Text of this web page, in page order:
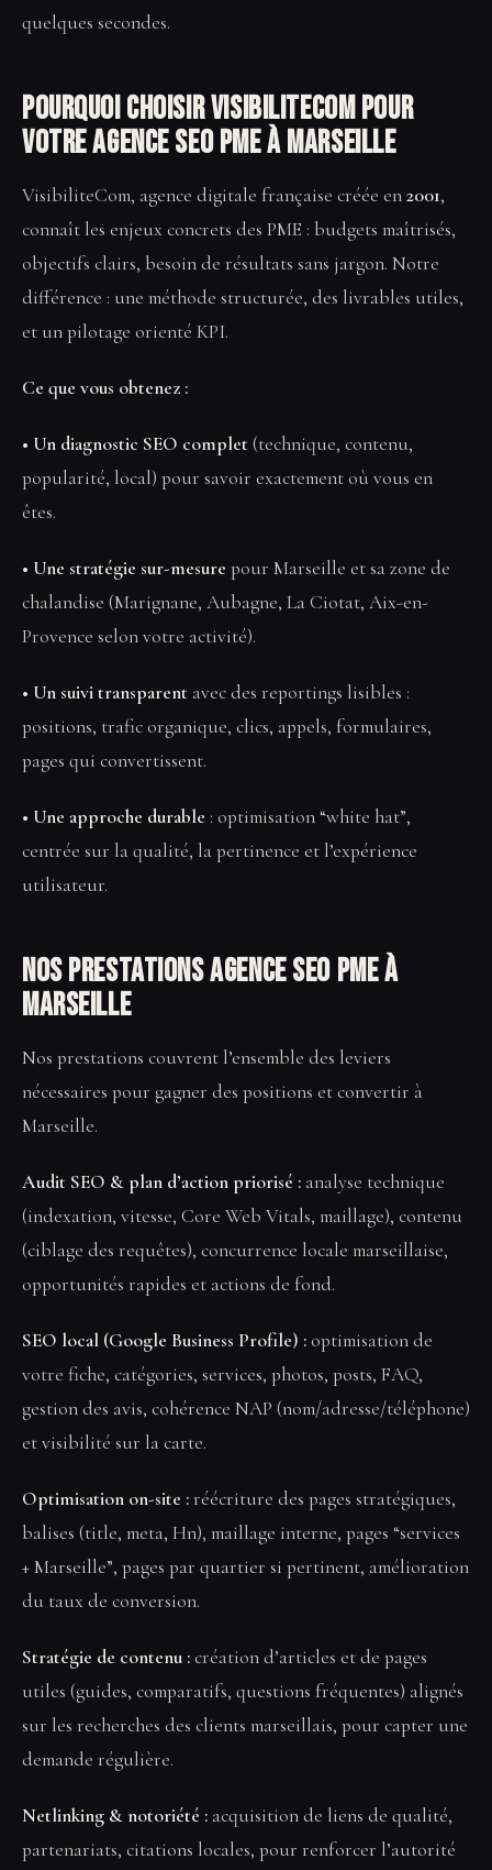
quelques secondes.
Pourquoi choisir VisibiliteCom pour
votre Agence SEO PME à Marseille
VisibiliteCom, agence digitale française créée en2001,
connaît les enjeux concrets des PME : budgets maîtrisés,
objectifs clairs, besoin de résultats sans jargon. Notre
différence : une méthode structurée, des livrables utiles,
et un pilotage orienté KPI.
Ce que vous obtenez :
• Un diagnostic SEO complet (technique, contenu,
popularité, local) pour savoir exactement où vous en
êtes.
• Une stratégie sur-mesure pour Marseille et sa zone de
chalandise (Marignane, Aubagne, La Ciotat, Aix-en-
Provence selon votre activité).
• Un suivi transparent avec des reportings lisibles :
positions, trafic organique, clics, appels, formulaires,
pages qui convertissent.
• Une approche durable : optimisation “white hat”,
centrée sur la qualité, la pertinence et l’expérience
utilisateur.
Nos prestations Agence SEO PME à
Marseille
Nos prestations couvrent l’ensemble des leviers
nécessaires pour gagner des positions et convertir à
Marseille.
Audit SEO & plan d’action priorisé : analyse technique
(indexation, vitesse, Core Web Vitals, maillage), contenu
(ciblage des requêtes), concurrence locale marseillaise,
opportunités rapides et actions de fond.
SEO local (Google Business Profile) :optimisation de
votre fiche, catégories, services, photos, posts, FAQ,
gestion des avis, cohérence NAP (nom/adresse/téléphone)
et visibilité sur la carte.
Optimisation on-site :réécriture des pages stratégiques,
balises (title, meta, Hn), maillage interne, pages “services
+ Marseille”, pages par quartier si pertinent, amélioration
du taux de conversion.
Stratégie de contenu :création d’articles et de pages
utiles (guides, comparatifs, questions fréquentes) alignés
sur les recherches des clients marseillais, pour capter une
demande régulière.
Netlinking & notoriété : acquisition de liens de qualité,
partenariats, citations locales, pour renforcer l’autorité